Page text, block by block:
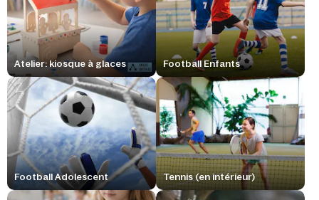
Atelier: kiosque à glaces Football Enfants
Football Adolescent Tennis (en intérieur)